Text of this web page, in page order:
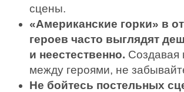
сцены.
«Американские горки» в
героев часто выглядят
и неестественно. Создавая
между героями, не
Не бойтесь постельных